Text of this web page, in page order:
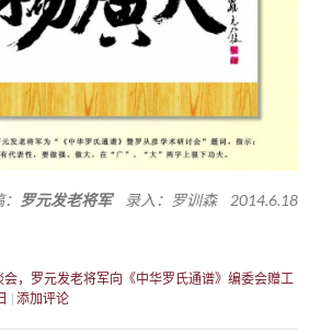
罗元发老将军录入：罗训森 2014.6.18
，罗元发老将军向《中华罗氏通谱》编委会赠工
添加评论